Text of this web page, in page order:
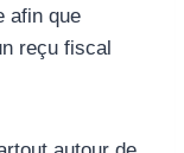
afin que
reçu fiscal